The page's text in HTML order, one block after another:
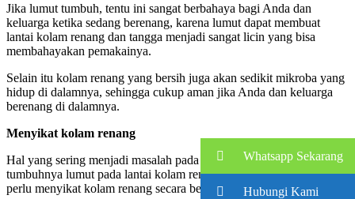
Jika lumut tumbuh, tentu ini sangat berbahaya bagi Anda dan
keluarga ketika sedang berenang, karena lumut dapat membuat
lantai kolam renang dan tangga menjadi sangat licin yang bisa
membahayakan pemakainya.
Selain itu kolam renang yang bersih juga akan sedikit mikroba yang
hidup di dalamnya, sehingga cukup aman jika Anda dan keluarga
berenang di dalamnya.
Menyikat kolam renang
Hal yang sering menjadi masalah pada kolam renang adalah
tumbuhnya lumut pada lantai kolam renang. Oleh karena itu, Anda
perlu menyikat kolam renang secara berkala.
Whatsapp Sekarang
Hubungi Kami